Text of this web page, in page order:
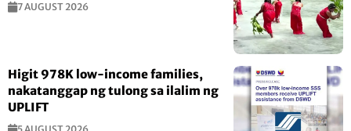
7 AUGUST 2026
Higit 978K low-income families,
nakatanggap ng tulong sa ilalim ng
UPLIFT